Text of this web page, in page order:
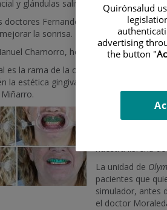
y glándulas salivales pone en marcha
doctores Fernando Moraleda Gómez y
la sonrisa.
Chamorro, hoy día el objetivo de
es la rama de la odontología que
la estética gingival (encías) y la
Tal y como
interesamos
asesoramos y
nuestra librería
La unidad de
pacientes que
simulador, antes
el doctor
Quirónsalud
advertising
the button "